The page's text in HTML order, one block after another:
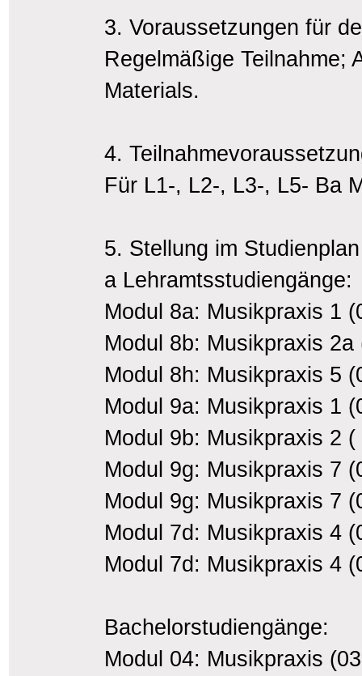
3. Voraussetzungen für
Regelmäßige Teilnahme;
Materials.
4.
Für L1-, L2-, L3-, L5- Ba
5. Stellung im Studienplan
a Lehramtsstudiengänge:
Modul 8a: Musikpraxis 1
Modul 8b: Musikpraxis
Modul 8h: Musikpraxis 5
Modul 9a: Musikpraxis 1
Modul 9b: Musikpraxis 2
Modul 9g: Musikpraxis 7
Modul 9g: Musikpraxis 7
Modul 7d: Musikpraxis 4
Modul 7d: Musikpraxis 4
Bachelorstudiengänge:
Modul 04: Musikpraxis